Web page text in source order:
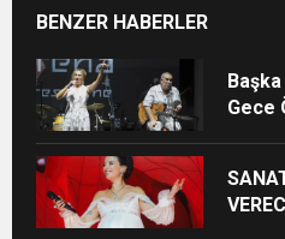
BENZER HABERLER
Gece Özülkü Çifti Bodrum’u